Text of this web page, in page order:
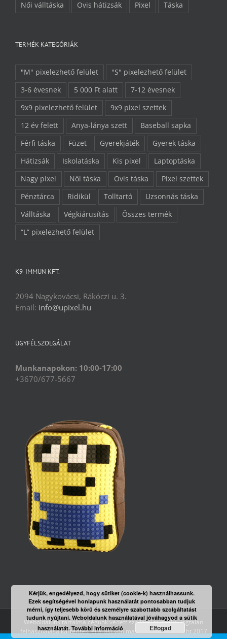
Női válltáska
Ovis hátizsák Pixel Táska
TERMÉK KATEGÓRIÁK
"M" pixelezhető felület
"S" pixelezhető felület
3-6 évesnek
5 000 Ft alatt
7-12 évesnek
9x9 pixelezhető felület
9x9 pixel szettek
12 év felett
Anya-lánya szett
Baseball sapka
Férfi táska
Füzet Gyerekjáték
Gyerek táska
Hátizsák
Iskolatáska Kis pixel
Laptoptáska
Nagy pixel
Női táska Ovis táska
Pixel szettek
Pénztárca
Ridikül Tolltartó
Uzsonnás táska
Válltáska
Végkiárusítás
Összes termék
“L” pixelezhető felület
K9-IMMUN KFT.
2094 Nagykovácsi, Rákóczi u. 3.
Email: info@upixel.hu
ÜGYFÉLSZOLGÁLAT
Munkanapokon: 10:00-17:00
+3670/677-5667
Weboldalunk tartalma cégünk védett szellemi terméke. Jogtalan
felhasználása kártérítési eljárást von maga után! | Copyright 2017
Kérjük, engedélyezd, hogy sütiket (cookie-k) használhassunk.
Ezek segítségével honlapunk használatát pontosabban tudjuk
mérni, így teljesebb körű és személyre szabottabb szolgáltatást
tudunk nyújtani. Weboldalunk használatával jóváhagyod a sütik
használatát.További információ Elfogad